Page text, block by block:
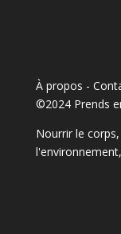
À propos -
©2024 Prends
Nourrir le